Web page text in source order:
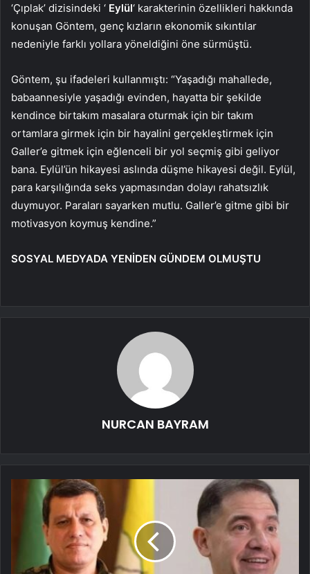
‘Çıplak’ dizisindeki ‘ Eylül‘ karakterinin özellikleri hakkında
konuşan Göntem, genç kızların ekonomik sıkıntılar
nedeniyle farklı yollara yöneldiğini öne sürmüştü.
Göntem, şu ifadeleri kullanmıştı: “Yaşadığı mahallede,
babaannesiyle yaşadığı evinden, hayatta bir şekilde
kendince birtakım masalara oturmak için bir takım
ortamlara girmek için bir hayalini gerçekleştirmek için
Galler’e gitmek için eğlenceli bir yol seçmiş gibi geliyor
bana. Eylül’ün hikayesi aslında düşme hikayesi değil. Eylül,
para karşılığında seks yapmasından dolayı rahatsızlık
duymuyor. Paraları sayarken mutlu. Galler’e gitme gibi bir
motivasyon koymuş kendine.”
SOSYAL MEDYADA YENİDEN GÜNDEM OLMUŞTU
NURCAN BAYRAM